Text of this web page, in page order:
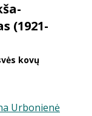
(1921-
kovų
Urbonienė